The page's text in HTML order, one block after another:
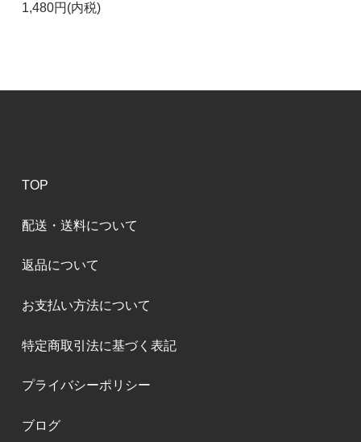
1,480円(内税)
TOP
配送・送料について
返品について
お支払い方法について
特定商取引法に基づく表記
プライバシーポリシー
ブログ